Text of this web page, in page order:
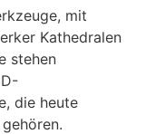
mit
Kathedralen
stehen
die heute